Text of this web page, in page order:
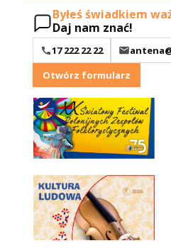
Byłeś świadkiem
Daj nam znać!
17 222 22 22
Otwórz formularz